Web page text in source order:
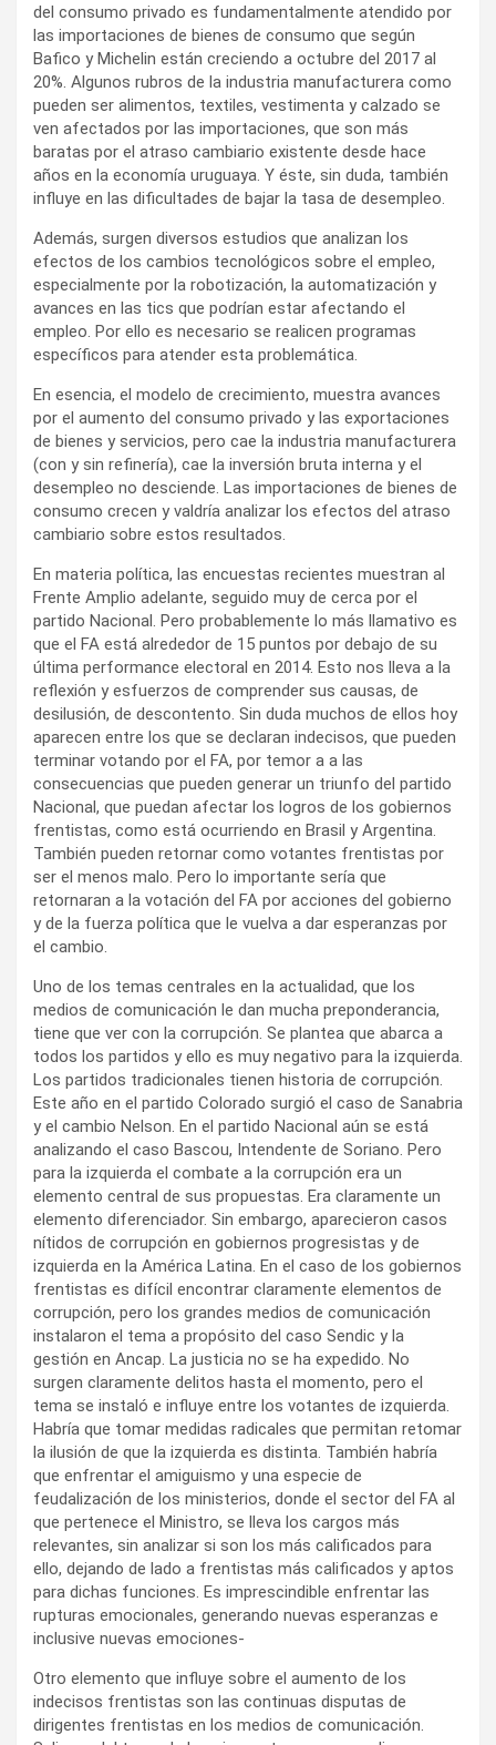
del consumo privado es fundamentalmente atendido por
las importaciones de bienes de consumo que según
Bafico y Michelin están creciendo a octubre del 2017 al
20%. Algunos rubros de la industria manufacturera como
pueden ser alimentos, textiles, vestimenta y calzado se
ven afectados por las importaciones, que son más
baratas por el atraso cambiario existente desde hace
años en la economía uruguaya. Y éste, sin duda, también
influye en las dificultades de bajar la tasa de desempleo.
Además, surgen diversos estudios que analizan los
efectos de los cambios tecnológicos sobre el empleo,
especialmente por la robotización, la automatización y
avances en las tics que podrían estar afectando el
empleo. Por ello es necesario se realicen programas
específicos para atender esta problemática.
En esencia, el modelo de crecimiento, muestra avances
por el aumento del consumo privado y las exportaciones
de bienes y servicios, pero cae la industria manufacturera
(con y sin refinería), cae la inversión bruta interna y el
desempleo no desciende. Las importaciones de bienes de
consumo crecen y valdría analizar los efectos del atraso
cambiario sobre estos resultados.
En materia política, las encuestas recientes muestran al
Frente Amplio adelante, seguido muy de cerca por el
partido Nacional. Pero probablemente lo más llamativo es
que el FA está alrededor de 15 puntos por debajo de su
última performance electoral en 2014. Esto nos lleva a la
reflexión y esfuerzos de comprender sus causas, de
desilusión, de descontento. Sin duda muchos de ellos hoy
aparecen entre los que se declaran indecisos, que pueden
terminar votando por el FA, por temor a a las
consecuencias que pueden generar un triunfo del partido
Nacional, que puedan afectar los logros de los gobiernos
frentistas, como está ocurriendo en Brasil y Argentina.
También pueden retornar como votantes frentistas por
ser el menos malo. Pero lo importante sería que
retornaran a la votación del FA por acciones del gobierno
y de la fuerza política que le vuelva a dar esperanzas por
el cambio.
Uno de los temas centrales en la actualidad, que los
medios de comunicación le dan mucha preponderancia,
tiene que ver con la corrupción. Se plantea que abarca a
todos los partidos y ello es muy negativo para la izquierda.
Los partidos tradicionales tienen historia de corrupción.
Este año en el partido Colorado surgió el caso de Sanabria
y el cambio Nelson. En el partido Nacional aún se está
analizando el caso Bascou, Intendente de Soriano. Pero
para la izquierda el combate a la corrupción era un
elemento central de sus propuestas. Era claramente un
elemento diferenciador. Sin embargo, aparecieron casos
nítidos de corrupción en gobiernos progresistas y de
izquierda en la América Latina. En el caso de los gobiernos
frentistas es difícil encontrar claramente elementos de
corrupción, pero los grandes medios de comunicación
instalaron el tema a propósito del caso Sendic y la
gestión en Ancap. La justicia no se ha expedido. No
surgen claramente delitos hasta el momento, pero el
tema se instaló e influye entre los votantes de izquierda.
Habría que tomar medidas radicales que permitan retomar
la ilusión de que la izquierda es distinta. También habría
que enfrentar el amiguismo y una especie de
feudalización de los ministerios, donde el sector del FA al
que pertenece el Ministro, se lleva los cargos más
relevantes, sin analizar si son los más calificados para
ello, dejando de lado a frentistas más calificados y aptos
para dichas funciones. Es imprescindible enfrentar las
rupturas emocionales, generando nuevas esperanzas e
inclusive nuevas emociones-
Otro elemento que influye sobre el aumento de los
indecisos frentistas son las continuas disputas de
dirigentes frentistas en los medios de comunicación.